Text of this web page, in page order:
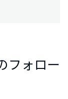
フォロー